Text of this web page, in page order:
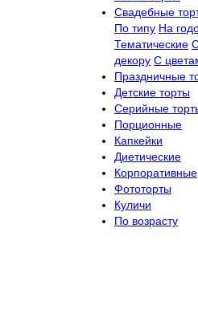
Свадебные
По типу На
Тематические
декору С
Праздничные
Детские торты
Серийные
Порционные
Капкейки
Диетические
Корпоративные
Фототорты
Куличи
По возрасту